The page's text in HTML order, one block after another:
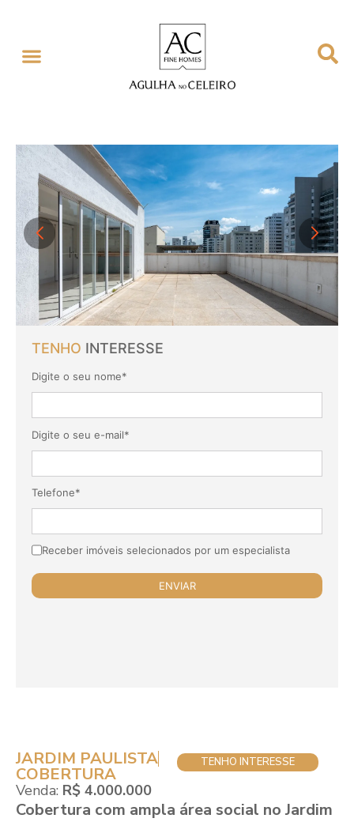
TENHO INTERESSE
Digite o seu nome*
Digite o seu e-mail*
Telefone*
Receber imóveis selecionados por um especialista
JARDIM PAULISTA
COBERTURA
Venda: R$ 4.000.000
TENHO INTERESSE
Cobertura com ampla área social no Jardim